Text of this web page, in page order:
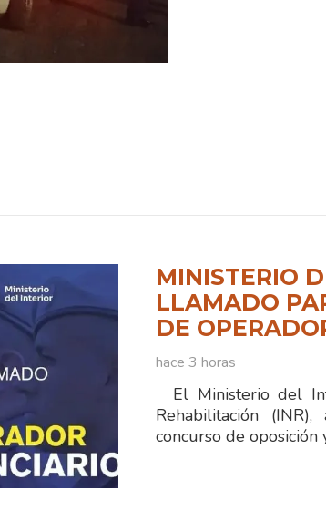
MINISTERIO
LLAMADO
DE
hace 3 horas
El Ministerio del
Rehabilitación
concurso de oposición